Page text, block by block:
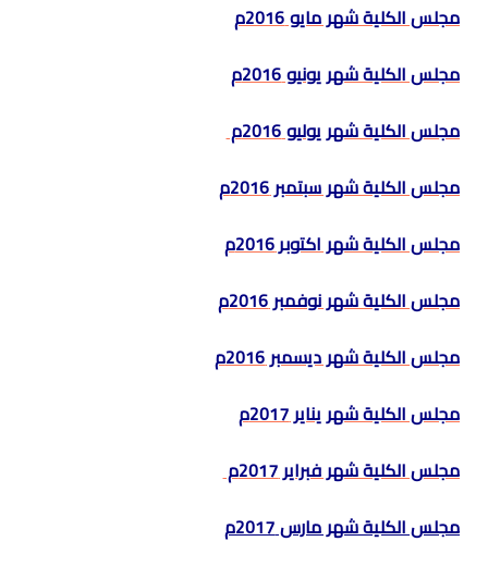
مجلس الكلية شهر مايو 2016م
مجلس الكلية شهر يونيو 2016م
مجلس الكلية شهر يوليو 2016م
مجلس الكلية شهر سبتمبر 2016م
مجلس الكلية شهر اكتوبر 2016م
مجلس الكلية شهر نوفمبر 2016م
مجلس الكلية شهر ديسمبر 2016م
مجلس الكلية شهر يناير 2017م
مجلس الكلية شهر فبراير 2017م
مجلس الكلية شهر مارس 2017م